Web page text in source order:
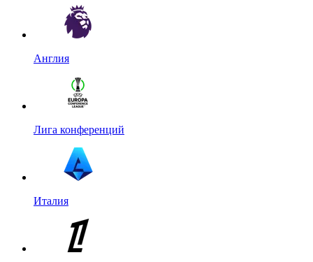
Англия
Лига конференций
Италия